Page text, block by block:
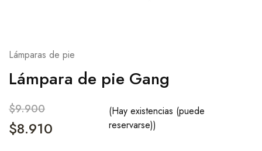
Lámparas de pie
Lámpara de pie Gang
$9.900
$8.910
(Hay existencias (puede
reservarse))